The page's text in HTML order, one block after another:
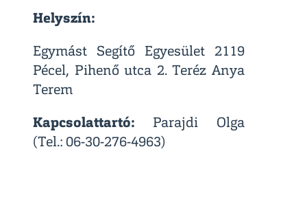
Helyszín:
Egymást Segítő Egyesület 2119
Pécel, Pihenő utca 2. Teréz Anya
Terem
Kapcsolattartó: Parajdi Olga
(Tel.: 06-30-276-4963)